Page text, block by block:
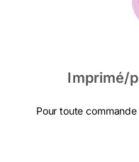
Imprimé/
Pour toute